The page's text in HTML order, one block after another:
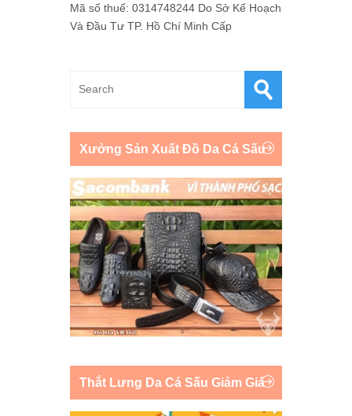
Mã số thuế: 0314748244 Do Sở Kế Hoạch
Và Đầu Tư TP. Hồ Chí Minh Cấp
Xưởng Sản Xuất Đồ Da Cá Sấu
Thắt Lưng Da Cá Sấu Giảm Giá